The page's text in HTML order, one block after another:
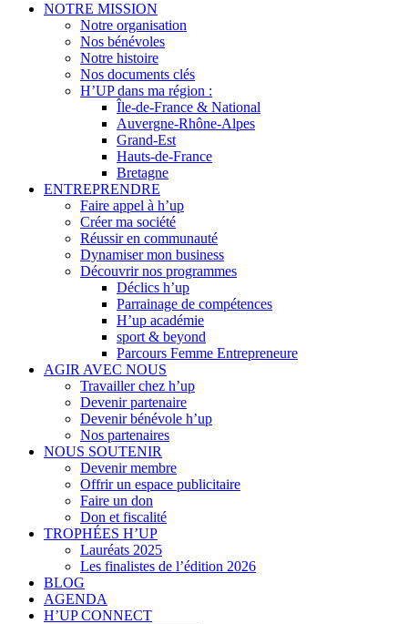
NOTRE MISSION
Notre organisation
Nos bénévoles
Notre histoire
Nos documents clés
H’UP dans ma région :
Île-de-France & National
Auvergne-Rhône-Alpes
Grand-Est
Hauts-de-France
Bretagne
ENTREPRENDRE
Faire appel à h’up
Créer ma société
Réussir en communauté
Dynamiser mon business
Découvrir nos programmes
Déclics h’up
Parrainage de compétences
H’up académie
sport & beyond
Parcours Femme Entrepreneure
AGIR AVEC NOUS
Travailler chez h’up
Devenir partenaire
Devenir bénévole h’up
Nos partenaires
NOUS SOUTENIR
Devenir membre
Offrir un espace publicitaire
Faire un don
Don et fiscalité
TROPHÉES H’UP
Lauréats 2025
Les finalistes de l’édition 2026
BLOG
AGENDA
H’UP CONNECT